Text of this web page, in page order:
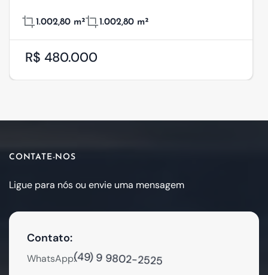
1.002,80 m² 1.002,80 m²
R$ 480.000
CONTATE-NOS
Ligue para nós ou envie uma mensagem
Contato:
WhatsApp:(49) 9 9802-2525